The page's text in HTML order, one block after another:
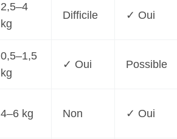
2,5–4
kg
Difficile ✓ Oui
0,5–1,5
kg
✓ Oui Possible
4–6 kg Non ✓ Oui